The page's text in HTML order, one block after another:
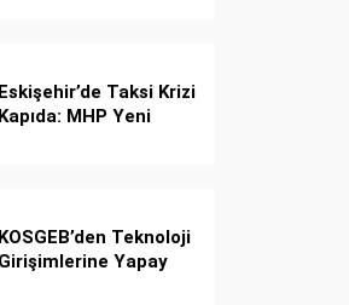
Eskişehir’de Taksi Krizi
Kapıda: MHP Yeni
KOSGEB’den Teknoloji
Girişimlerine Yapay